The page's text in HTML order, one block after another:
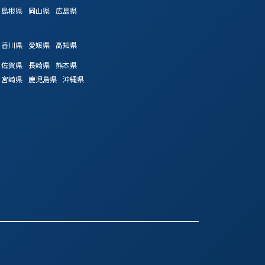
島根県 岡山県
広島県
香川県 愛媛県
高知県
佐賀県 長崎県
熊本県
宮崎県 鹿児島県
沖縄県